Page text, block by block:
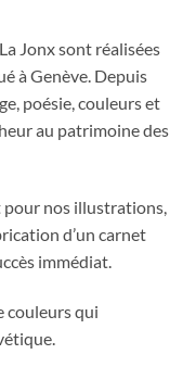
Jonx sont réalisées
à Genève. Depuis
poésie, couleurs et
au patrimoine des
pour nos illustrations,
d’un carnet
immédiat.
couleurs qui